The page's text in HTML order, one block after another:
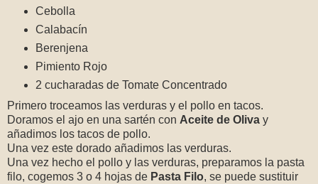
Cebolla
Calabacín
Berenjena
Pimiento Rojo
2 cucharadas de Tomate Concentrado
Primero troceamos las verduras y el pollo en tacos.
Doramos el ajo en una sartén con Aceite de Oliva y
añadimos los tacos de pollo.
Una vez este dorado añadimos las verduras.
Una vez hecho el pollo y las verduras, preparamos la pasta
filo, cogemos 3 o 4 hojas de Pasta Filo, se puede sustituir